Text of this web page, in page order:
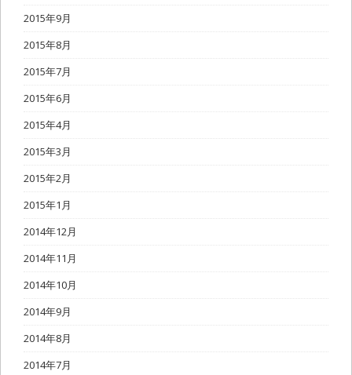
2015年9月
2015年8月
2015年7月
2015年6月
2015年4月
2015年3月
2015年2月
2015年1月
2014年12月
2014年11月
2014年10月
2014年9月
2014年8月
2014年7月